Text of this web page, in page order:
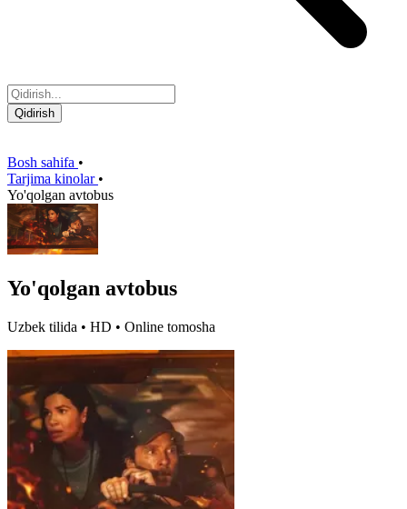
Qidirish
Bosh sahifa •
Tarjima kinolar •
Yo'qolgan avtobus
Yo'qolgan avtobus
Uzbek tilida • HD • Online tomosha